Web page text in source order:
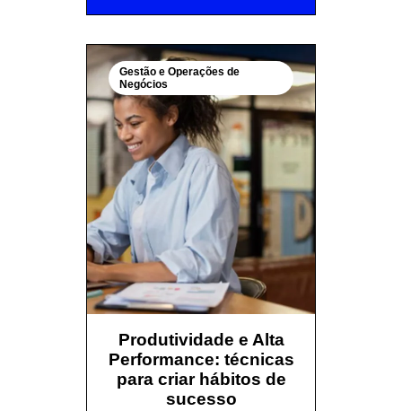
Gestão e Operações de
Negócios
Produtividade e Alta
Performance: técnicas
para criar hábitos de
sucesso